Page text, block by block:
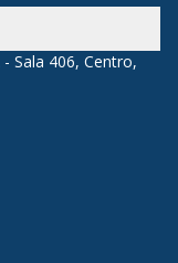
Sala 406, Centro,